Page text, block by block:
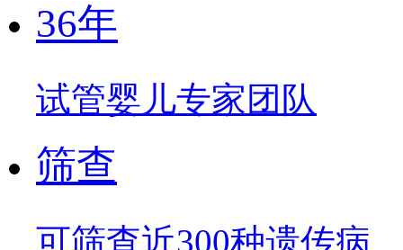
36年
试管婴儿专家团队
筛查
可筛查近300种遗传病